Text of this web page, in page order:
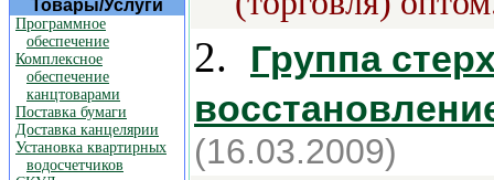
Товары/Услуги
Программное
обеспечение
Комплексное
обеспечение
канцтоварами
Поставка бумаги
Доставка канцелярии
Установка квартирных
водосчетчиков
2.
Группа
(16.03.2009)